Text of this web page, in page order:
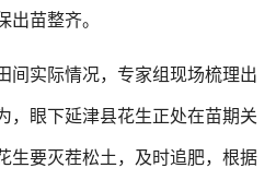
出苗整齐。
实际情况，专家组现场梳理出
，眼下延津县花生正处在苗期关
生要灭茬松土，及时追肥，根据